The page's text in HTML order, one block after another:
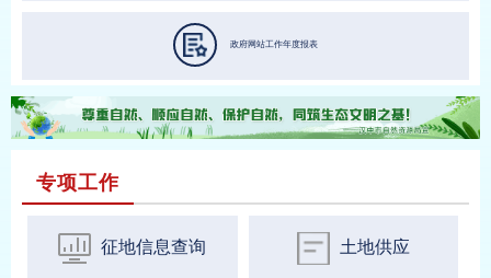
政府网站工作年度报表
专项工作
征地信息查询 土地供应